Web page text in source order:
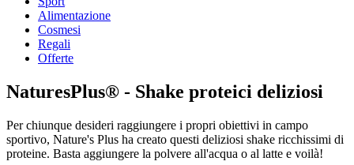
Alimentazione
Cosmesi
Regali
Offerte
NaturesPlus® - Shake proteici deliziosi
Per chiunque desideri raggiungere i propri obiettivi in campo
sportivo, Nature's Plus ha creato questi deliziosi shake ricchissimi di
proteine. Basta aggiungere la polvere all'acqua o al latte e voilà!